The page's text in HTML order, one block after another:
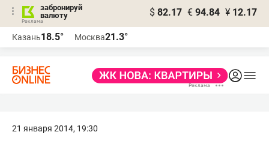
забронируй
валюту
$ 82.17 € 94.84 ¥ 12.17
Казань18.5° Москва21.3°
21 января 2014, 19:30